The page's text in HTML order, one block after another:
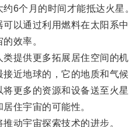
个月的时间才能抵达火星。
通过利用燃料在太阳系中
效率。
供更多拓展居住空间的机
地球的，它的地质和气候
多的资源和设备送至火星
住宇宙的可能性。
动宇宙探索技术的进步。